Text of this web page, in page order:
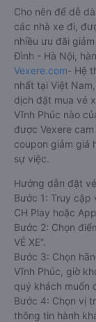
Cho nên để dễ
các nhà xe đi,
nhiều ưu đãi
Đình - Hà Nội,
Vexere.com- Hệ
nhất tại Việt
dịch đặt mua vé
Vĩnh Phúc nào
được Vexere
coupon giảm giá
sự việc.
Hướng dẫn đặt
Bước 1: Truy cập
CH Play hoặc
Bước 2: Chọn
VÉ XE”.
Bước 3: Chọn
Vĩnh Phúc, giờ
quý khách muốn
Bước 4: Chọn vị
thông tin hành